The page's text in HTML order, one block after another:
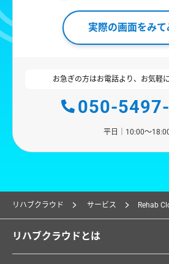
実際の画面をみて
お急ぎの方はお電話より、お気軽
050-
平日｜10:00〜
リハブクラウド サービス Rehab
リハブクラウドとは